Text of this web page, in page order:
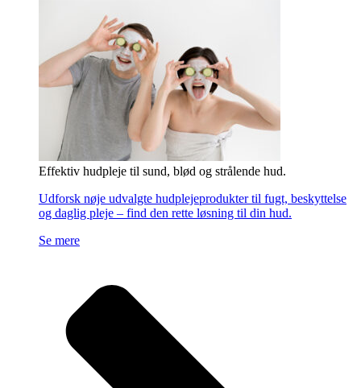
Effektiv hudpleje til sund, blød og strålende hud.
Udforsk nøje udvalgte hudplejeprodukter til fugt, beskyttelse
og daglig pleje – find den rette løsning til din hud.
Se mere